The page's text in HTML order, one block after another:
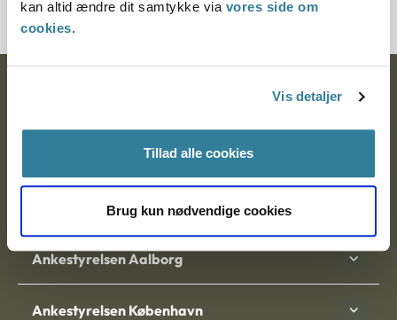
kan altid ændre dit samtykke via vores side om
cookies.
Vis detaljer
Tillad alle cookies
Brug kun nødvendige cookies
Postadresse:
9000 Aalborg
Ankestyrelsen Aalborg
Ankestyrelsen København